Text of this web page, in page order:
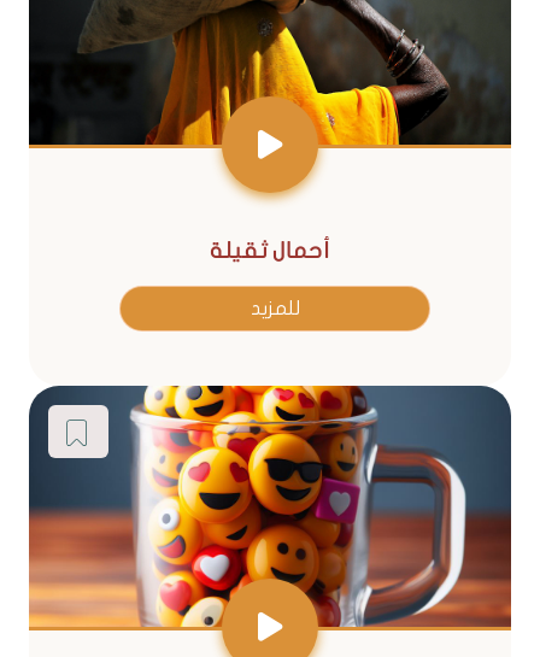
أحمال ثقيلة
للمزيد